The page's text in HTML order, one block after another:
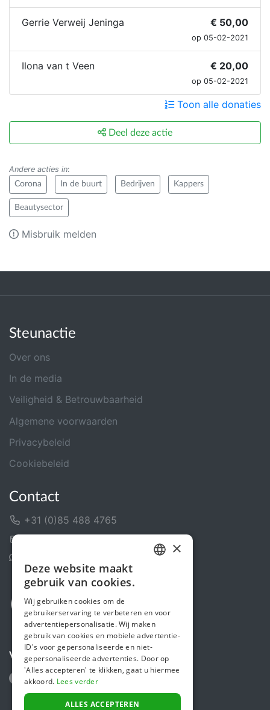
Gerrie Verweij Jeninga € 50,00
op 05-02-2021
Ilona van t Veen € 20,00
op 05-02-2021
Toon alle donaties
Deel deze actie
Andere acties in:
Corona In de buurt Bedrijven Kappers
Beautysector
Misbruik melden
Steunactie
Over ons
In de media
Veiligheid & Betrouwbaarheid
Algemene voorwaarden
Privacybeleid
Cookiebeleid
Contact
+31 (0)85 488 4765
Volg ons
ENGLISH
×
Deze website maakt
gebruik van cookies.
Wij gebruiken cookies om de
gebruikerservaring te verbeteren en voor
advertentiepersonalisatie. Wij maken
gebruik van cookies en mobiele advertentie-
ID's voor gepersonaliseerde en niet-
gepersonaliseerde advertenties. Door op
'Alles accepteren' te klikken, gaat u hiermee
akkoord. Lees verder
ALLES ACCEPTEREN